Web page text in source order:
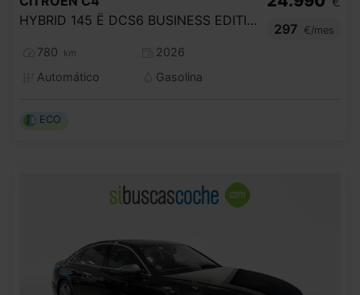
HYBRID 145 Ë DCS6 BUSINESS EDITION
780 km
2026
Automático
Gasolina
297
€/mes
ECO